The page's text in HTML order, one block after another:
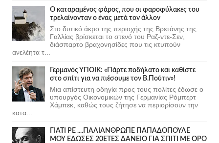
Ο καταραμένος φάρος, που οι φαροφύλακες του
τρελαίνονταν ο ένας μετά τον άλλον
Στο δυτικό άκρο της περιοχής της Βρετάνης της
Γαλλίας βρίσκεται το στενό του Ραζ-ντε-Σεν,
διάσπαρτο βραχονησίδες που τις κτυπούν
ανελέητα τ...
Γερμανός ΥΠΟΙΚ: «Πάρτε ποδήλατο και καθίστε
στο σπίτι για να πιέσουμε τον Β.Πούτιν»!
Μια απίστευτη οδηγία προς τους πολίτες έδωσε ο
υπουργός Οικονομικών της Γερμανίας Ρόμπερτ
Χάμπεκ, καθώς τους ζήτησε να περιορίσουν την
κατα...
ΓΙΑΤΙ ΡΕ ....ΠΑΛΙΑΝΘΡΩΠΕ ΠΑΠΑΔΟΠΟΥΛΕ
ΜΟΥ ΕΔΩΣΕΣ 20ΕΤΕΣ ΔΑΝΕΙΟ ΓΙΑ ΣΠΙΤΙ ΜΕ ΟΡΟ